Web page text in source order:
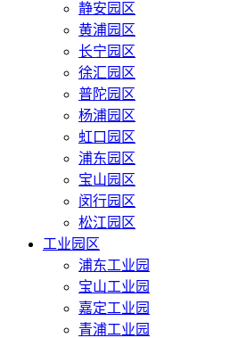
静安园区
黄浦园区
长宁园区
徐汇园区
普陀园区
杨浦园区
虹口园区
浦东园区
宝山园区
闵行园区
松江园区
工业园区
浦东工业园
宝山工业园
嘉定工业园
青浦工业园